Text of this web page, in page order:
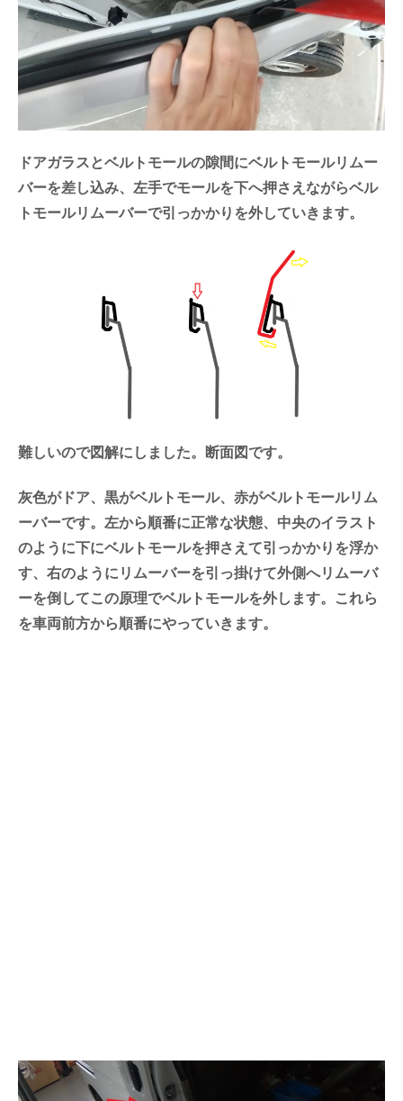
ドアガラスとベルトモールの隙間にベルトモールリムー
バーを差し込み、左手でモールを下へ押さえながらベル
トモールリムーバーで引っかかりを外していきます。
難しいので図解にしました。断面図です。
灰色がドア、黒がベルトモール、赤がベルトモールリム
ーバーです。左から順番に正常な状態、中央のイラスト
のように下にベルトモールを押さえて引っかかりを浮か
す、右のようにリムーバーを引っ掛けて外側へリムーバ
ーを倒してこの原理でベルトモールを外します。これら
を車両前方から順番にやっていきます。